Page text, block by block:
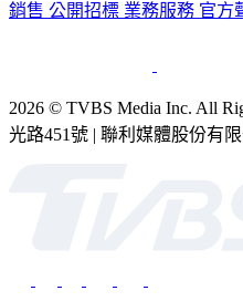
銷售 公開招標 業務服務 官方
2026 © TVBS Media Inc. All
光路451號 | 聯利媒體股份有